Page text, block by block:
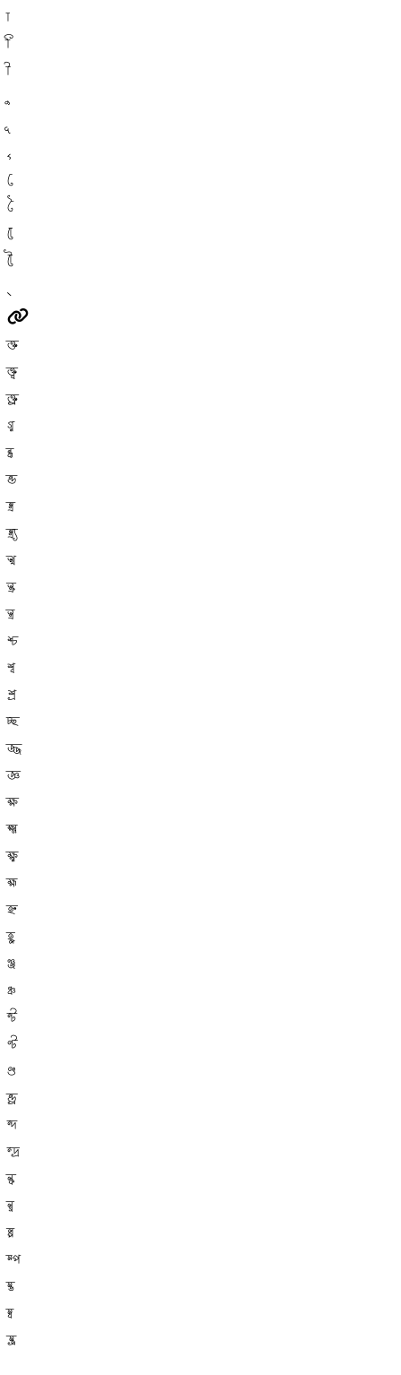
া
ি
ী
ে
ৈ
ো
ৌ
্
ক্ত
ক্ত্র
ক্ত্ব
গ্ন
ন্ধ
ন্ড
ন্ত্র
ন্ত্র্য
স্খ
স্ক্র
স্ত্র
শ্চ
শ্ব
শ্র
চ্ছ
জ্জ
জ্ঞ
ক্ষ
ক্ষ্ম
ক্ষ্ণ
হ্ম
হ্ন
হ্ল
ঞ্জ
ঞ্চ
ন্ট
ণ্ট
ণ্ড
ন্ড্র
ন্দ
ন্দ্র
ল্ক
ল্গ
ল্প
ম্প
ম্ভ
ম্ব
ম্ভ্র